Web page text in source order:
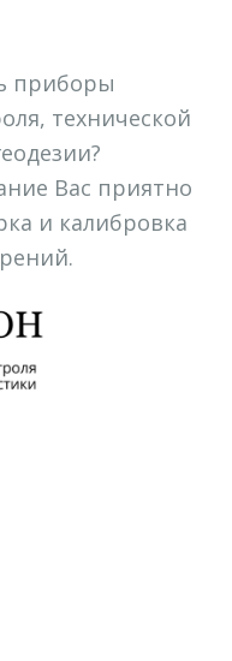
приборы
технической
Вас приятно
и калибровка